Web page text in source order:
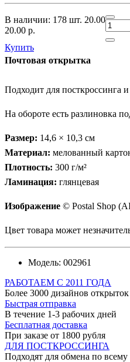
В наличии: 178 шт. 20.00
20.00 р.
Купить
Почтовая открытка
Подходит для посткроссинга
На обороте есть разлиновка
Размер: 14,6 × 10,3 см
Материал: мелованный
Плотность: 300 г/м²
Ламинация: глянцевая
Изображение © Postal Shop
Цвет товара может
Модель: 002961
РАБОТАЕМ С 2011 ГОДА
Более 3000 дизайнов открыток
Быстрая отправка
В течение 1-3 рабочих дней
Бесплатная доставка
При заказе от 1800 рубля
ДЛЯ ПОСТКРОССИНГА
Подходят для обмена по